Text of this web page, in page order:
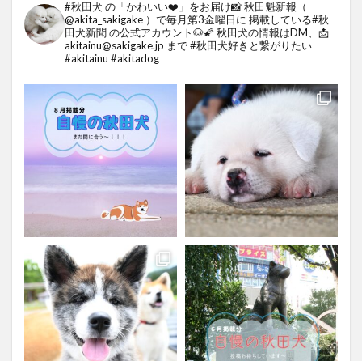
#秋田犬 の「かわいい❤️」をお届け📸秋田魁新報（
@akita_sakigake ）で毎月第3金曜日に 掲載している#秋
田犬新聞 の公式アカウント🐶🌠 秋田犬の情報はDM、📩
akitainu@sakigake.jp まで#秋田犬好きと繋がりたい
#akitainu #akitadog